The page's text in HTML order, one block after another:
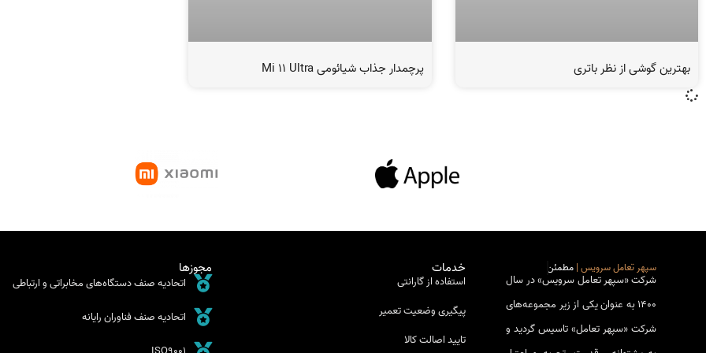
بهترین گوشی از نظر باتری پرچمدار جذاب شیائومی Mi 11 Ultra
سپهر تعامل سرویس | مطمئن
شرکت «سپهر­ تعامل سرویس» در سال
1400 به عنوان یکی از زیر مجموعه‌های
شرکت «سپهر تعامل» تاسیس گردید و
خدمات
استفاده از گارانتی
پیگیری وضعیت تعمیر
تایید اصالت کالا
مجوزها
اتحادیه صنف دستگاه‌های مخابراتی و ارتباطی
اتحادیه صنف فناوران رایانه